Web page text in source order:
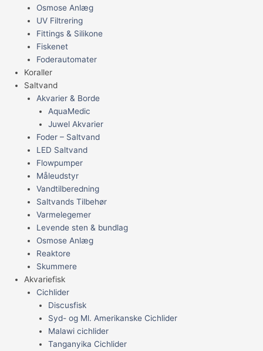
Osmose Anlæg
UV Filtrering
Fittings & Silikone
Fiskenet
Foderautomater
Koraller
Saltvand
Akvarier & Borde
AquaMedic
Juwel Akvarier
Foder – Saltvand
LED Saltvand
Flowpumper
Måleudstyr
Vandtilberedning
Saltvands Tilbehør
Varmelegemer
Levende sten & bundlag
Osmose Anlæg
Reaktore
Skummere
Akvariefisk
Cichlider
Discusfisk
Syd- og Ml. Amerikanske Cichlider
Malawi cichlider
Tanganyika Cichlider